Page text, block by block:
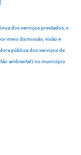
dos serviços prestados, o
meio da missão, visão e
pública dos serviços de
ambiental) no município